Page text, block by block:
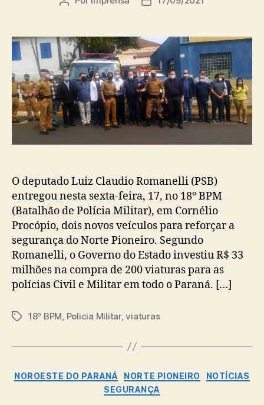
O deputado Luiz Claudio Romanelli (PSB)
entregou nesta sexta-feira, 17, no 18º BPM
(Batalhão de Polícia Militar), em Cornélio
Procópio, dois novos veículos para reforçar a
segurança do Norte Pioneiro. Segundo
Romanelli, o Governo do Estado investiu R$ 33
milhões na compra de 200 viaturas para as
polícias Civil e Militar em todo o Paraná. […]
Tags18º BPM Policia Militar,viaturas
Categorias
NOROESTE DO PARANÁ NORTE PIONEIRO
NOTÍCIAS
SEGURANÇA